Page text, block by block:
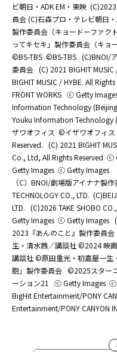
ビ朝日・ADK EM・東映
員会 (C)石森プロ・テレビ朝日
製作委員会（キョードーファク
ってキセキ」製作委員会（キョ
©BS-TBS ©BS-TBS (C)BNOI/
委員会 (C) 2021 BIGHIT
BIGHIT MUSIC / HYBE. All Rights
FRONT WORKS ⓒ Getty
Information Technology
Youku Information Technology
ザワオフィス ©イザワオフィス
Reserved. (C) 2021 BIGHIT
Co., Ltd, All Rights Reserved ⓒ
Getty Images ⓒ Getty Images
（C）BNOI/劇場版アイナナ製
TECHNOLOGY CO., LTD.
LTD. (C)2026 TAKE SHOBO
Getty Images ⓒ Getty Images
2023『あんのこと』製作委員会
生・清水茜／講談社 ©2024 映
講談社 ©原田重光・初嘉屋一生
胞」製作委員会 ©2025スター
ーション21
ⓒ Getty Images ⓒ
BigHit Entertainment/PONY
Entertainment/PONY CANYON